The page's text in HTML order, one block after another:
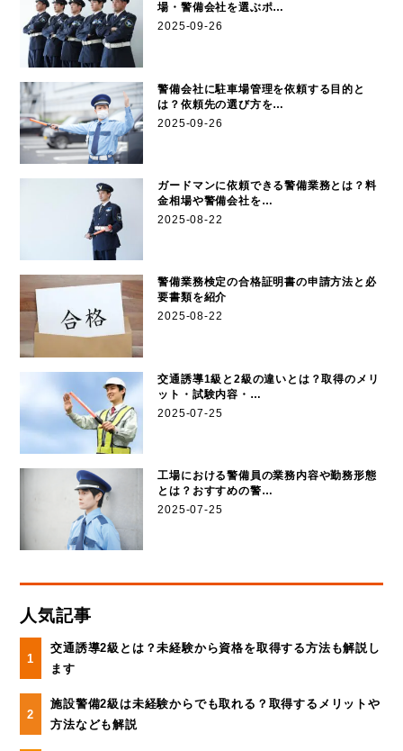
場・警備会社を選ぶポ…
2025-09-26
警備会社に駐車場管理を依頼する目的と
は？依頼先の選び方を…
2025-09-26
ガードマンに依頼できる警備業務とは？料
金相場や警備会社を…
2025-08-22
警備業務検定の合格証明書の申請方法と必
要書類を紹介
2025-08-22
交通誘導1級と2級の違いとは？取得のメリ
ット・試験内容・…
2025-07-25
工場における警備員の業務内容や勤務形態
とは？おすすめの警…
2025-07-25
人気記事
交通誘導2級とは？未経験から資格を取得する方法も解説し
ます
施設警備2級は未経験からでも取れる？取得するメリットや
方法なども解説